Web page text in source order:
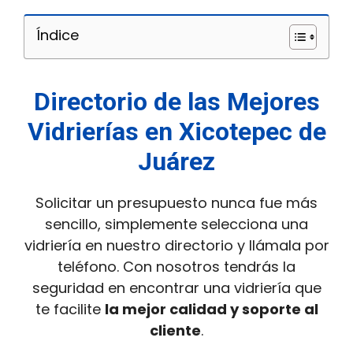
Índice
Directorio de las Mejores
Vidrierías en Xicotepec de
Juárez
Solicitar un presupuesto nunca fue más
sencillo, simplemente selecciona una
vidriería en nuestro directorio y llámala por
teléfono. Con nosotros tendrás la
seguridad en encontrar una vidriería que
te facilite la mejor calidad y soporte al
cliente.